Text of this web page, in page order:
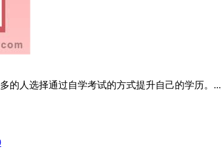
的人选择通过自学考试的方式提升自己的学历。...